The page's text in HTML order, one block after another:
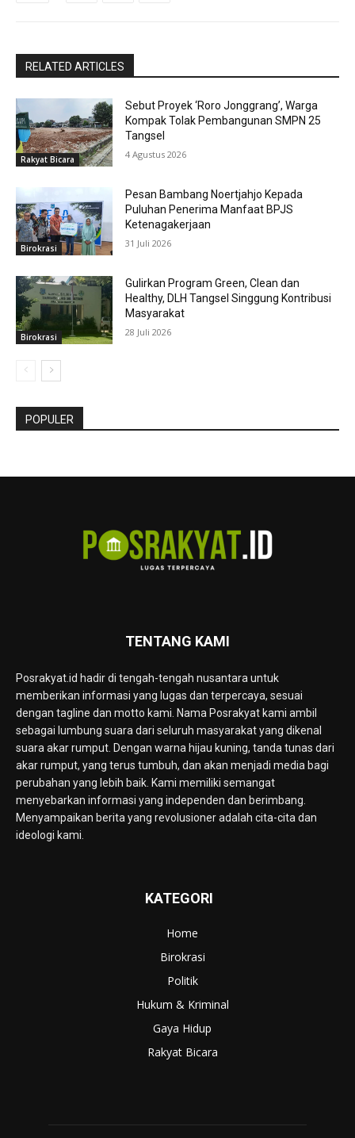
RELATED ARTICLES
Rakyat Bicara
Sebut Proyek ‘Roro Jonggrang’, Warga
Kompak Tolak Pembangunan SMPN 25
Tangsel
4 Agustus 2026
Birokrasi
Pesan Bambang Noertjahjo Kepada
Puluhan Penerima Manfaat BPJS
Ketenagakerjaan
31 Juli 2026
Birokrasi
Gulirkan Program Green, Clean dan
Healthy, DLH Tangsel Singgung Kontribusi
Masyarakat
28 Juli 2026
POPULER
TENTANG KAMI
Posrakyat.id hadir di tengah-tengah nusantara untuk
memberikan informasi yang lugas dan terpercaya, sesuai
dengan tagline dan motto kami. Nama Posrakyat kami ambil
sebagai lumbung suara dari seluruh masyarakat yang dikenal
suara akar rumput. Dengan warna hijau kuning, tanda tunas dari
akar rumput, yang terus tumbuh, dan akan menjadi media bagi
perubahan yang lebih baik. Kami memiliki semangat
menyebarkan informasi yang independen dan berimbang.
Menyampaikan berita yang revolusioner adalah cita-cita dan
ideologi kami.
KATEGORI
Home
Birokrasi
Politik
Hukum & Kriminal
Gaya Hidup
Rakyat Bicara